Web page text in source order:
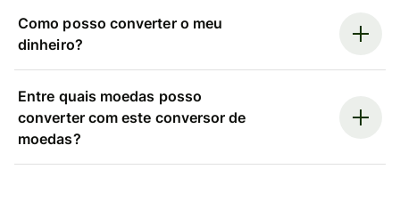
Como posso converter o meu
dinheiro?
Entre quais moedas posso
converter com este conversor de
moedas?